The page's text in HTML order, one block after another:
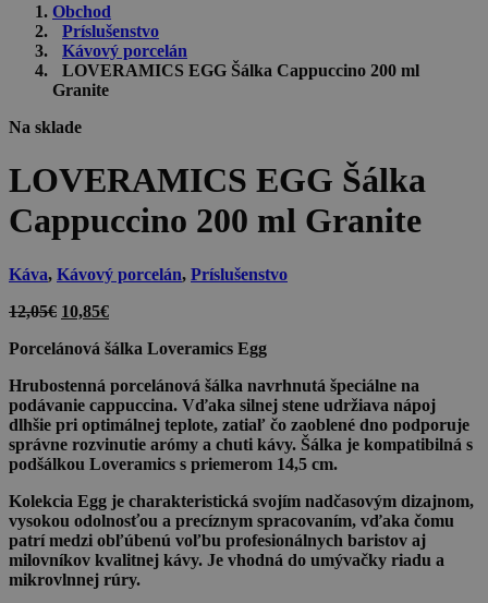
Obchod
Príslušenstvo
Kávový porcelán
LOVERAMICS EGG Šálka Cappuccino 200 ml
Granite
Na sklade
LOVERAMICS EGG Šálka
Cappuccino 200 ml Granite
Káva, Kávový porcelán, Príslušenstvo
12,05€ Pôvodná
bola:
10,85€Aktuálna
je:
Porcelánová šálka Loveramics Egg
Hrubostenná porcelánová šálka navrhnutá špeciálne na
podávanie cappuccina. Vďaka silnej stene udržiava nápoj
dlhšie pri optimálnej teplote, zatiaľ čo zaoblené dno podporuje
správne rozvinutie arómy a chuti kávy. Šálka je kompatibilná s
podšálkou Loveramics s priemerom 14,5 cm.
Kolekcia Egg je charakteristická svojím nadčasovým dizajnom,
vysokou odolnosťou a precíznym spracovaním, vďaka čomu
patrí medzi obľúbenú voľbu profesionálnych baristov aj
milovníkov kvalitnej kávy. Je vhodná do umývačky riadu a
mikrovlnnej rúry.